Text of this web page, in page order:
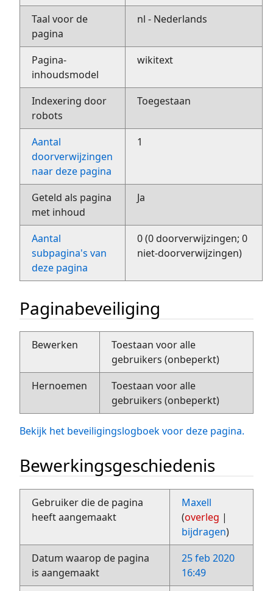
Taal voor de
pagina
nl - Nederlands
Pagina-
inhoudsmodel
wikitext
Indexering door
robots
Toegestaan
Aantal
doorverwijzingen
naar deze pagina
1
Geteld als pagina
met inhoud
Ja
Aantal
subpagina's van
deze pagina
0 (0 doorverwijzingen; 0
niet-doorverwijzingen)
Paginabeveiliging
Bewerken
Toestaan voor alle
gebruikers (onbeperkt)
Hernoemen
Toestaan voor alle
gebruikers (onbeperkt)
Bekijk het beveiligingslogboek voor deze pagina.
Bewerkingsgeschiedenis
Gebruiker die de pagina
heeft aangemaakt
Maxell
(overleg |
bijdragen)
Datum waarop de pagina
is aangemaakt
25 feb 2020
16:49